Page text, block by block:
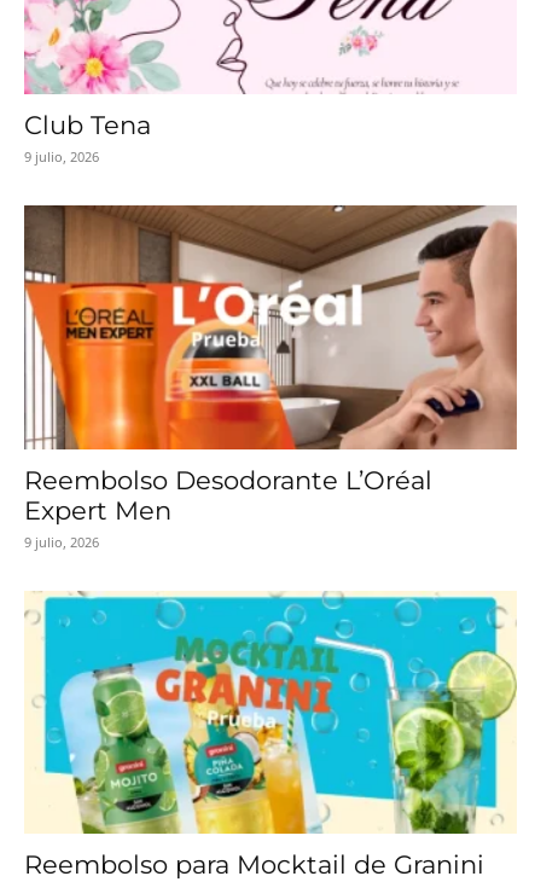
Club Tena
9 julio, 2026
Reembolso Desodorante L’Oréal
Expert Men
9 julio, 2026
Reembolso para Mocktail de Granini